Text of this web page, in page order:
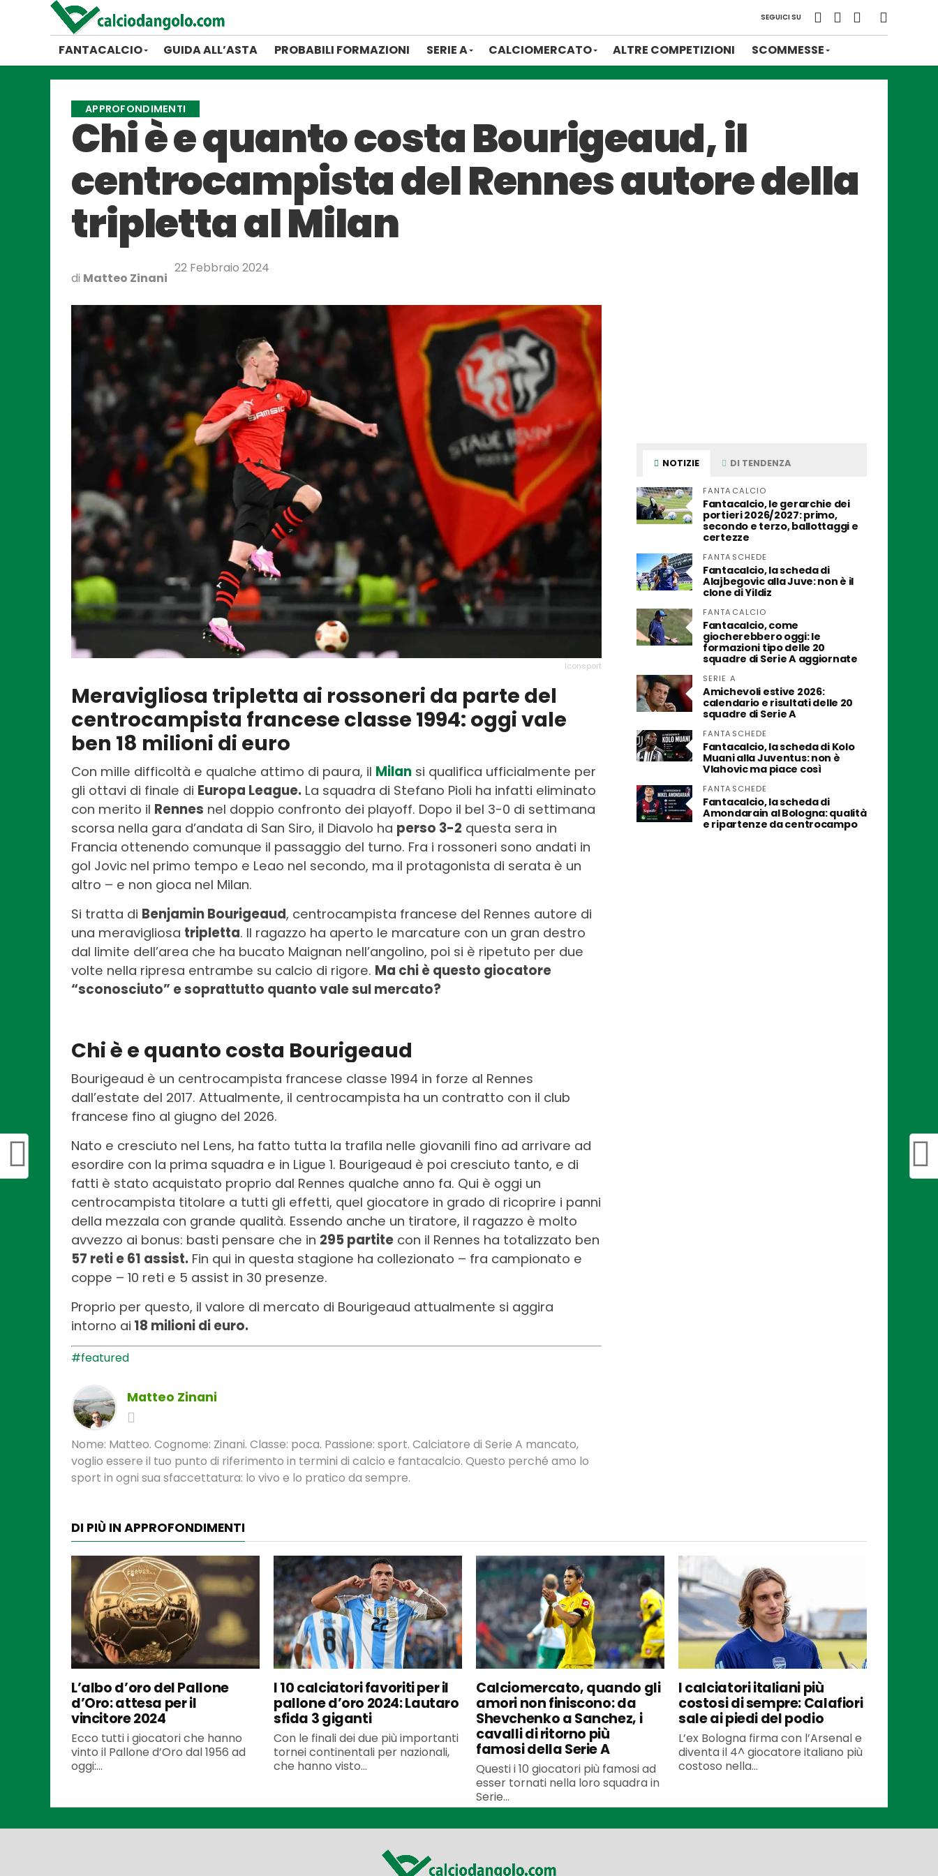
SEGUICI SU
FANTACALCIO GUIDA ALL’ASTA PROBABILI FORMAZIONI SERIE A CALCIOMERCATO ALTRE COMPETIZIONI SCOMMESSE
APPROFONDIMENTI
Chi è e quanto costa Bourigeaud, il
centrocampista del Rennes autore della
tripletta al Milan
di Matteo Zinani
22 Febbraio 2024
Iconsport
Meravigliosa tripletta ai rossoneri da parte del
centrocampista francese classe 1994: oggi vale
ben 18 milioni di euro
Con mille difficoltà e qualche attimo di paura, il Milan si qualifica ufficialmente per
gli ottavi di finale di Europa League. La squadra di Stefano Pioli ha infatti eliminato
con merito il Rennes nel doppio confronto dei playoff. Dopo il bel 3-0 di settimana
scorsa nella gara d’andata di San Siro, il Diavolo ha perso 3-2 questa sera in
Francia ottenendo comunque il passaggio del turno. Fra i rossoneri sono andati in
gol Jovic nel primo tempo e Leao nel secondo, ma il protagonista di serata è un
altro – e non gioca nel Milan.
Si tratta di Benjamin Bourigeaud, centrocampista francese del Rennes autore di
una meravigliosa tripletta. Il ragazzo ha aperto le marcature con un gran destro
dal limite dell’area che ha bucato Maignan nell’angolino, poi si è ripetuto per due
volte nella ripresa entrambe su calcio di rigore. Ma chi è questo giocatore
“sconosciuto” e soprattutto quanto vale sul mercato?
Chi è e quanto costa Bourigeaud
Bourigeaud è un centrocampista francese classe 1994 in forze al Rennes
dall’estate del 2017. Attualmente, il centrocampista ha un contratto con il club
francese fino al giugno del 2026.
Nato e cresciuto nel Lens, ha fatto tutta la trafila nelle giovanili fino ad arrivare ad
esordire con la prima squadra e in Ligue 1. Bourigeaud è poi cresciuto tanto, e di
fatti è stato acquistato proprio dal Rennes qualche anno fa. Qui è oggi un
centrocampista titolare a tutti gli effetti, quel giocatore in grado di ricoprire i panni
della mezzala con grande qualità. Essendo anche un tiratore, il ragazzo è molto
avvezzo ai bonus: basti pensare che in 295 partite con il Rennes ha totalizzato ben
57 reti e 61 assist. Fin qui in questa stagione ha collezionato – fra campionato e
coppe – 10 reti e 5 assist in 30 presenze.
Proprio per questo, il valore di mercato di Bourigeaud attualmente si aggira
intorno ai 18 milioni di euro.
#featured
Matteo Zinani
Nome: Matteo. Cognome: Zinani. Classe: poca. Passione: sport. Calciatore di Serie A mancato,
voglio essere il tuo punto di riferimento in termini di calcio e fantacalcio. Questo perché amo lo
sport in ogni sua sfaccettatura: lo vivo e lo pratico da sempre.
NOTIZIE DI TENDENZA
FANTACALCIO
Fantacalcio, le gerarchie dei
portieri 2026/2027: primo,
secondo e terzo, ballottaggi e
certezze
FANTASCHEDE
Fantacalcio, la scheda di
Alajbegovic alla Juve: non è il
clone di Yildiz
FANTACALCIO
Fantacalcio, come
giocherebbero oggi: le
formazioni tipo delle 20
squadre di Serie A aggiornate
SERIE A
Amichevoli estive 2026:
calendario e risultati delle 20
squadre di Serie A
FANTASCHEDE
Fantacalcio, la scheda di Kolo
Muani alla Juventus: non è
Vlahovic ma piace così
FANTASCHEDE
Fantacalcio, la scheda di
Amondarain al Bologna: qualità
e ripartenze da centrocampo
DI PIÙ IN APPROFONDIMENTI
L’albo d’oro del Pallone
d’Oro: attesa per il
vincitore 2024
Ecco tutti i giocatori che hanno
vinto il Pallone d’Oro dal 1956 ad
oggi:...
I 10 calciatori favoriti per il
pallone d’oro 2024: Lautaro
sfida 3 giganti
Con le finali dei due più importanti
tornei continentali per nazionali,
che hanno visto...
Calciomercato, quando gli
amori non finiscono: da
Shevchenko a Sanchez, i
cavalli di ritorno più
famosi della Serie A
Questi i 10 giocatori più famosi ad
esser tornati nella loro squadra in
Serie...
I calciatori italiani più
costosi di sempre: Calafiori
sale ai piedi del podio
L’ex Bologna firma con l’Arsenal e
diventa il 4^ giocatore italiano più
costoso nella...